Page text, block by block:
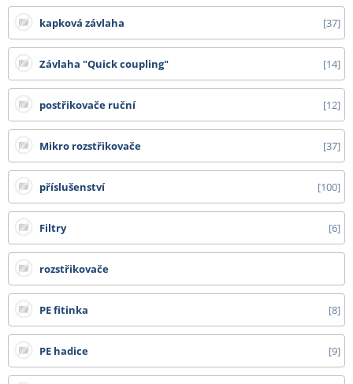
4000 Kč za 3 palety, 4500 Kč za 4 palety
a 5000 Kč za 5 9 palet.
Od 10 palet doprava zdarma.
- tkaniny 525 cm, bublinkové fólie od 1,50 m, bambusy nad 210 cm, DC vozíky
Všechny ceny zde uvedené jsou bez DPH.
kapková závlaha 37
Závlaha "Quick coupling" 14
postřikovače ruční 12
Mikro rozstřikovače 37
příslušenství 100
Filtry 6
rozstřikovače
PE fitinka 8
PE hadice 9